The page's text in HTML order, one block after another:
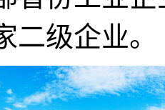
二级企业。